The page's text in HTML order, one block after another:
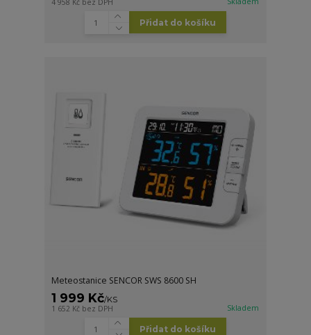
Přidat do košíku
Meteostanice SENCOR SWS 8600 SH
1 999 Kč/KS
1 652 Kč bez DPH Skladem
Přidat do košíku